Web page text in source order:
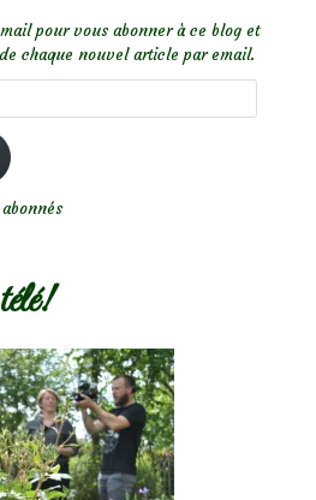
pour vous abonner à ce blog et
chaque nouvel article par email.